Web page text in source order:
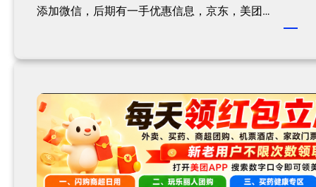
添加微信，后期有一手优惠信息，京东，美团…